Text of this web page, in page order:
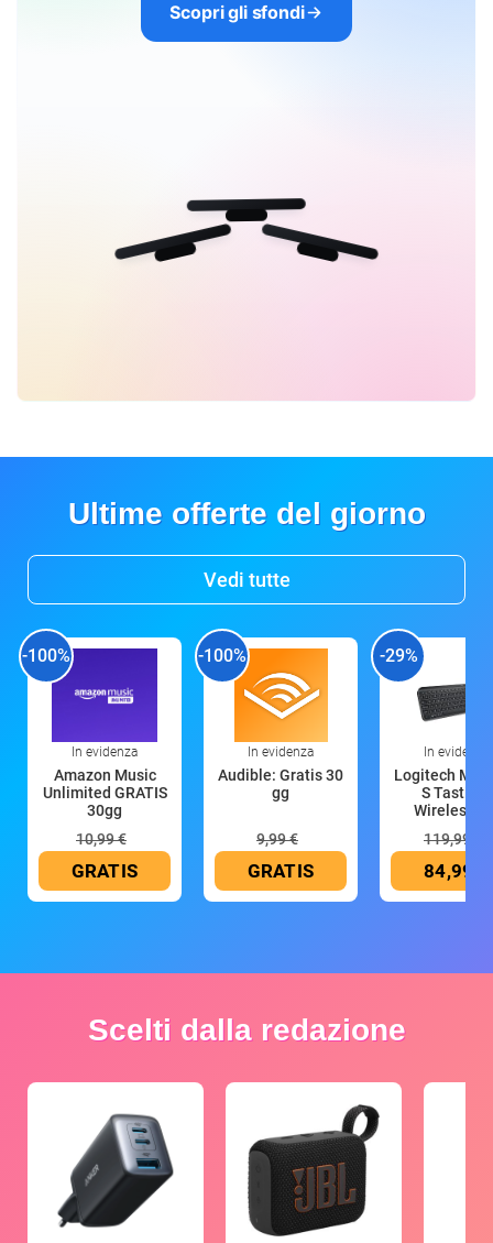
Scopri gli sfondi
Ultime offerte del giorno
Vedi tutte
-100%
In evidenza
Amazon Music
Unlimited GRATIS
30gg
10,99 €
GRATIS
-100%
In evidenza
Audible: Gratis 30
gg
9,99 €
GRATIS
-29%
In evidenza
Logitech MX
S Tastiera
Wireless
119,99 €
84,99 €
Scelti dalla redazione